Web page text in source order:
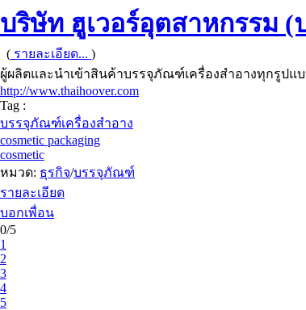
บริษัท ฮูเวอร์อุตสาหกรรม (
( รายละเอียด... )
ผู้ผลิตและนำเข้าสินค้าบรรจุภัณฑ์เครื่องสำอางทุกรูปแ
http://www.thaihoover.com
Tag :
บรรจุภัณฑ์เครื่องสำอาง
cosmetic packaging
cosmetic
หมวด: ธุรกิจ/บรรจุภัณฑ์
รายละเอียด
บอกเพื่อน
0/5
1
2
3
4
5